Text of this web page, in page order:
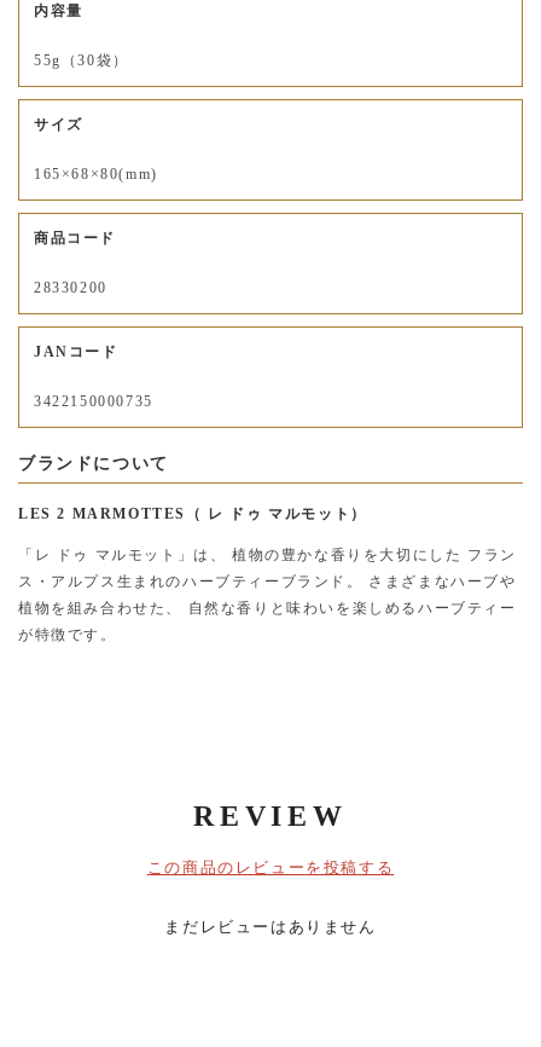
内容量
55g（30袋）
サイズ
165×68×80(mm)
商品コード
28330200
JANコード
3422150000735
ブランドについて
LES 2 MARMOTTES（ レ ドゥ マルモット）
「レ ドゥ マルモット」は、 植物の豊かな香りを大切にした フラン
ス・アルプス生まれのハーブティーブランド。 さまざまなハーブや
植物を組み合わせた、 自然な香りと味わいを楽しめるハーブティー
が特徴です。
REVIEW
この商品のレビューを投稿する
まだレビューはありません